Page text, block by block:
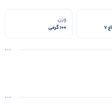
وزن
100 گرمی